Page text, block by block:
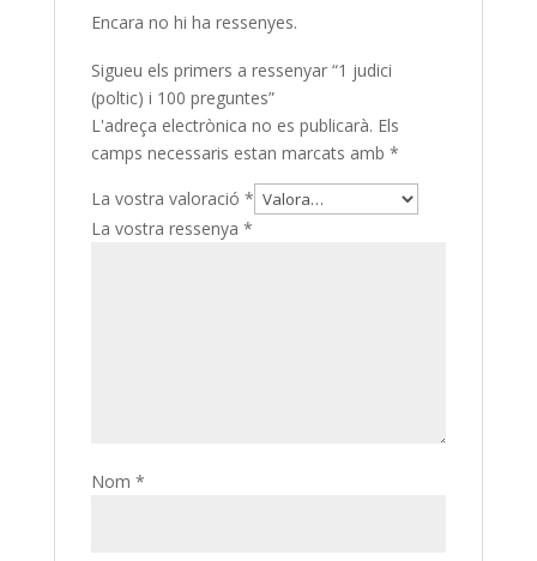
Encara no hi ha ressenyes.
Sigueu els primers a ressenyar “1 judici
(poltic) i 100 preguntes”
L'adreça electrònica no es publicarà. Els
camps necessaris estan marcats amb *
La vostra valoració *
La vostra ressenya *
Nom *